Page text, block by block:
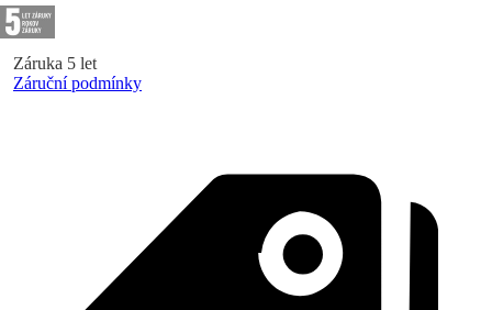
Záruka 5 let
Záruční podmínky